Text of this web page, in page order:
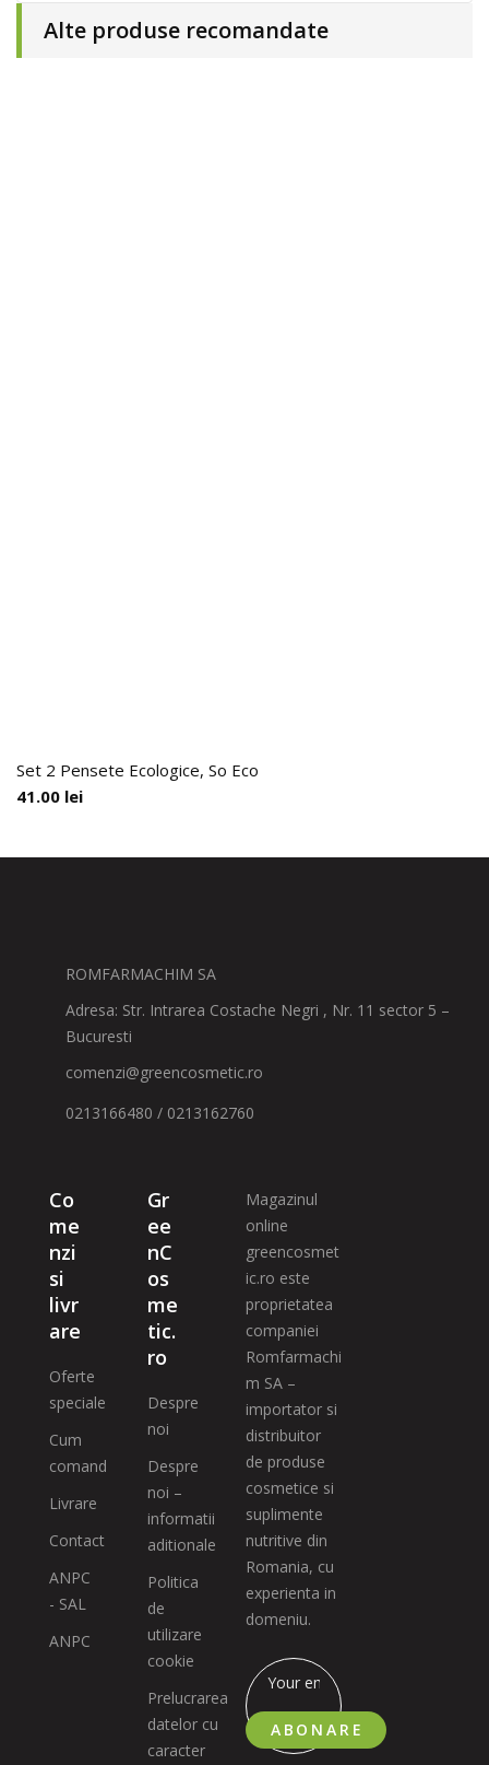
Alte produse recomandate
Set 2 Pensete Ecologice, So Eco
41.00 lei
ROMFARMACHIM SA
Adresa: Str. Intrarea Costache Negri , Nr. 11 sector 5 –
Bucuresti
comenzi@greencosmetic.ro
0213166480 / 0213162760
Co
me
nzi
si
livr
are
Oferte
speciale
Cum
comand
Livrare
Contact
ANPC
- SAL
ANPC
Gr
ee
nC
os
me
tic.
ro
Despre
noi
Despre
noi –
informatii
aditionale
Politica
de
utilizare
cookie
Prelucrarea
datelor cu
caracter
Magazinul
online
greencosmet
ic.ro este
proprietatea
companiei
Romfarmachi
m SA –
importator si
distribuitor
de produse
cosmetice si
suplimente
nutritive din
Romania, cu
experienta in
domeniu.
ABONARE